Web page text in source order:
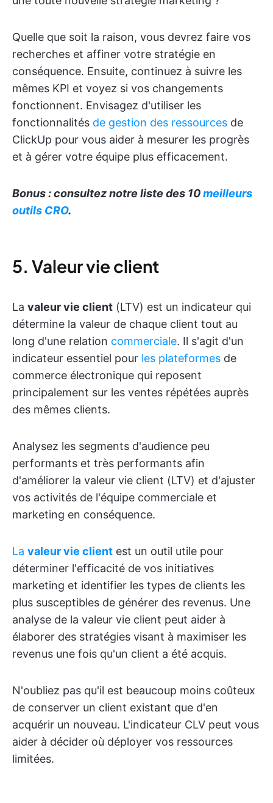
Quelle que soit la raison, vous devrez faire vos
recherches et affiner votre stratégie en
conséquence. Ensuite, continuez à suivre les
mêmes KPI et voyez si vos changements
fonctionnent. Envisagez d'utiliser les
fonctionnalités de gestion des ressources de
ClickUp pour vous aider à mesurer les progrès
et à gérer votre équipe plus efficacement.
Bonus : consultez notre liste des 10meilleurs
outils CRO.
5. Valeur vie client
La valeur vie client (LTV) est un indicateur qui
détermine la valeur de chaque client tout au
long d'une relation commerciale. Il s'agit d'un
indicateur essentiel pour les plateformes de
commerce électronique qui reposent
principalement sur les ventes répétées auprès
des mêmes clients.
Analysez les segments d'audience peu
performants et très performants afin
d'améliorer la valeur vie client (LTV) et d'ajuster
vos activités de l'équipe commerciale et
marketing en conséquence.
La valeur vie client est un outil utile pour
déterminer l'efficacité de vos initiatives
marketing et identifier les types de clients les
plus susceptibles de générer des revenus. Une
analyse de la valeur vie client peut aider à
élaborer des stratégies visant à maximiser les
revenus une fois qu'un client a été acquis.
N'oubliez pas qu'il est beaucoup moins coûteux
de conserver un client existant que d'en
acquérir un nouveau. L'indicateur CLV peut vous
aider à décider où déployer vos ressources
limitées.